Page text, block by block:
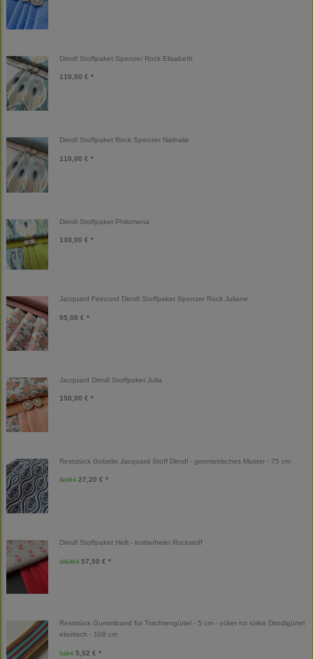
Dirndl Stoffpaket Spenzer Rock Elisabeth
110,00 € *
Dirndl Stoffpaket Rock Spenzer Nathalie
110,00 € *
Dirndl Stoffpaket Philomena
130,00 € *
Jacquard Feincord Dirndl Stoffpaket Spenzer Rock Juliane
95,00 € *
Jacquard Dirndl Stoffpaket Julia
150,00 € *
Reststück Gobelin Jacquard Stoff Dirndl - geometrisches Muster - 75 cm
32,00 € 27,20 € *
Dirndl Stoffpaket Helli - knitterfreier Rockstoff
115,00 € 57,50 € *
Reststück Gummiband für Trachtengürtel - 5 cm - ocker rot türkis Dirndlgürtel
elastisch - 108 cm
9,20 € 5,52 € *